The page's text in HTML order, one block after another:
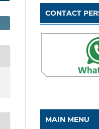
CONTACT
MAIN MENU